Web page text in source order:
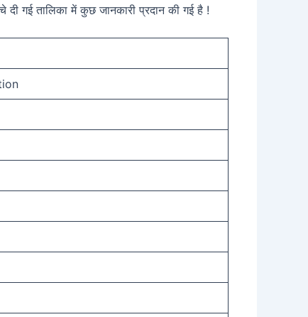
गई तालिका में कुछ जानकारी प्रदान की गई है !